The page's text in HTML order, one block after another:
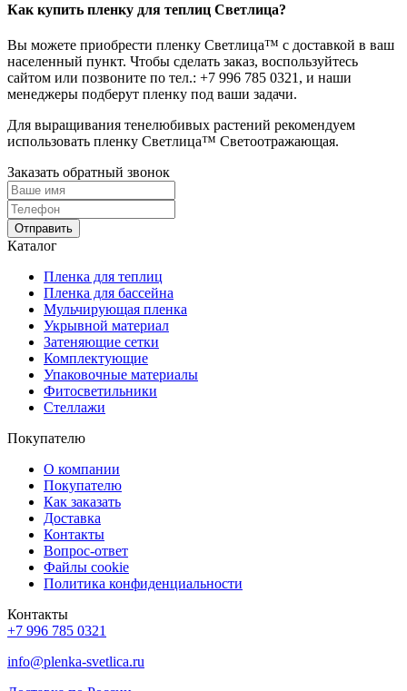
Как купить пленку для теплиц Светлица?
Вы можете приобрести пленку Светлица™ с доставкой в ваш
населенный пункт. Чтобы сделать заказ, воспользуйтесь
сайтом или позвоните по тел.: +7 996 785 0321 , и наши
менеджеры подберут пленку под ваши задачи.
Для выращивания тенелюбивых растений рекомендуем
использовать пленку Светлица™ Светоотражающая.
Заказать обратный звонок
Отправить
Каталог
Пленка для теплиц
Пленка для бассейна
Мульчирующая пленка
Укрывной материал
Затеняющие сетки
Комплектующие
Упаковочные материалы
Фитосветильники
Стеллажи
Покупателю
О компании
Покупателю
Как заказать
Доставка
Контакты
Вопрос-ответ
Файлы cookie
Политика конфиденциальности
Контакты
+7 996 785 0321
info@plenka-svetlica.ru